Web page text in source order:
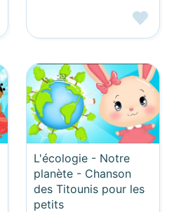
L'écologie - Notre
planète - Chanson
des Titounis pour les
petits